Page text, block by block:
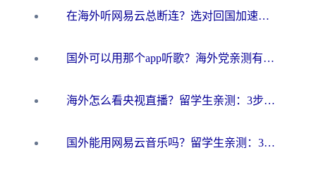
在海外听网易云总断连？选对回国加速器，告别地区限制和卡顿
国外可以用那个app听歌？海外党亲测有效的回国加速方案，轻松听国内音乐听书
海外怎么看央视直播？留学生亲测：3步解决版权限制+追剧自由
国外能用网易云音乐吗？留学生亲测：3步解决海外听歌难题